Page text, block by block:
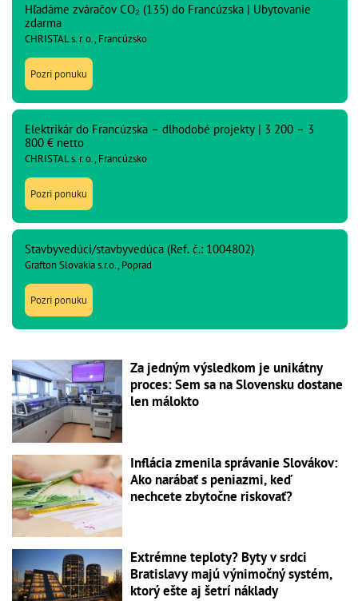
Hľadáme zváračov CO₂ (135) do Francúzska | Ubytovanie
zdarma
CHRISTAL s. r. o., Francúzsko
Pozri ponuku
Elektrikár do Francúzska – dlhodobé projekty | 3 200 – 3
800 € netto
CHRISTAL s. r. o., Francúzsko
Pozri ponuku
Stavbyvedúci/stavbyvedúca (Ref. č.: 1004802)
Grafton Slovakia s.r.o., Poprad
Pozri ponuku
Za jedným výsledkom je unikátny
proces: Sem sa na Slovensku dostane
len málokto
Inflácia zmenila správanie Slovákov:
Ako narábať s peniazmi, keď
nechcete zbytočne riskovať?
Extrémne teploty? Byty v srdci
Bratislavy majú výnimočný systém,
ktorý ešte aj šetrí náklady